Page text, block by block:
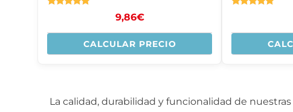
de 5
9,86€
CALCULAR PRECIO
de 5
La calidad, durabilidad y funcionalidad de